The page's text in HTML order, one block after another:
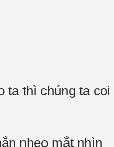
ta thì chúng ta coi
nheo mắt nhìn